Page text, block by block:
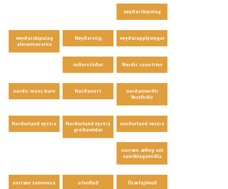
neyðarskipulag
neyðarskipulag
almannavarna
Neyðarstig neyðarupplýsingar
niðurstöður Nordic countries
nordic mass burn Norðanátt
norðanverðir
Vestfirðir
Norðurland eystra
Norðurland eystra
gróðureldar
norðurland vestra
norræn æfing um
samfélagsmiðla
norræn samvinna ofanflóð Öræfajökull